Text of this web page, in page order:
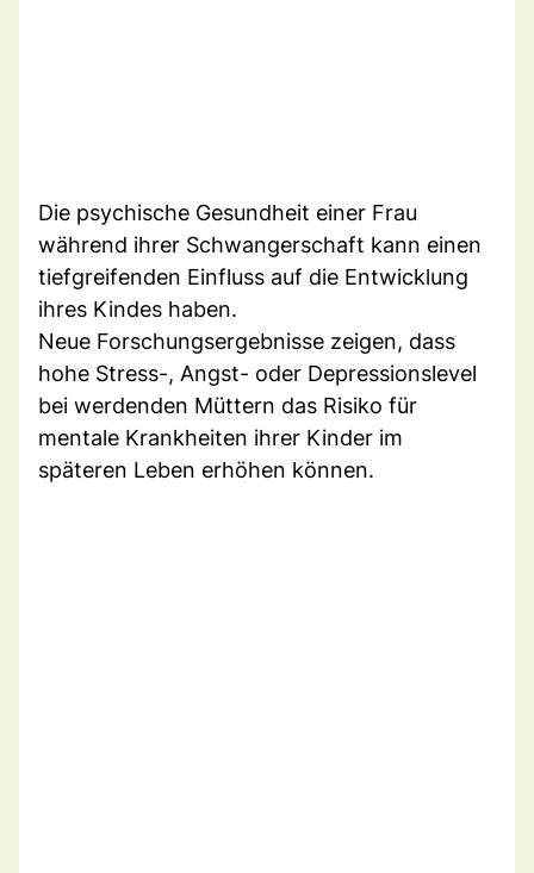
Die psychische Gesundheit einer Frau
während ihrer Schwangerschaft kann einen
tiefgreifenden Einfluss auf die Entwicklung
ihres Kindes haben.
Neue Forschungsergebnisse zeigen, dass
hohe Stress-, Angst- oder Depressionslevel
bei werdenden Müttern das Risiko für
mentale Krankheiten ihrer Kinder im
späteren Leben erhöhen können.